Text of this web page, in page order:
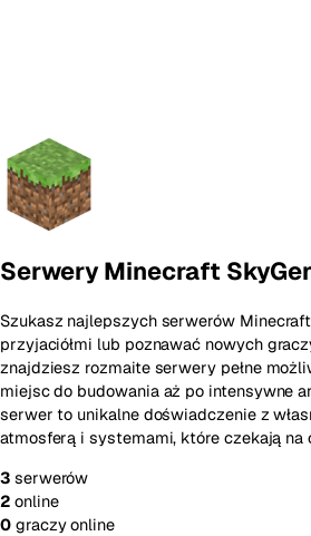
Serwery Minecraft
Szukasz najlepszych serwerów
przyjaciółmi lub poznawać nowych
znajdziesz rozmaite serwery pełne
miejsc do budowania aż po intensywne
serwer to unikalne doświadczenie z
atmosferą i systemami, które czekają na
3 serwerów
2 online
0 graczy online